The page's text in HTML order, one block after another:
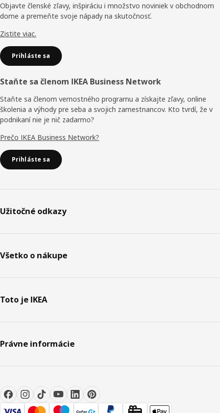
stránky
Objavte členské zľavy, inšpiráciu i množstvo noviniek v obchodnom
dome a premeňte svoje nápady na skutočnosť.
Zistite viac.
Prihláste sa
Staňte sa členom IKEA Business Network
Staňte sa členom vernostného programu a získajte zľavy, online
školenia a výhody pre seba a svojich zamestnancov. Kto tvrdí, že v
podnikaní nie je nič zadarmo?
Prečo IKEA Business Network?
Prihláste sa
Užitočné odkazy
Všetko o nákupe
Toto je IKEA
Právne informácie